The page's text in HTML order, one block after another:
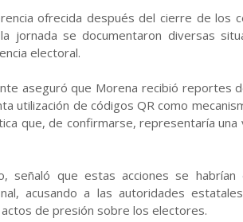
ofrecida después del cierre de los
jornada se documentaron diversas
electoral.
aseguró que Morena recibió reportes
utilización de códigos QR como
que, de confirmarse, representaría
señaló que estas acciones se
acusando a las autoridades
de presión sobre los electores.